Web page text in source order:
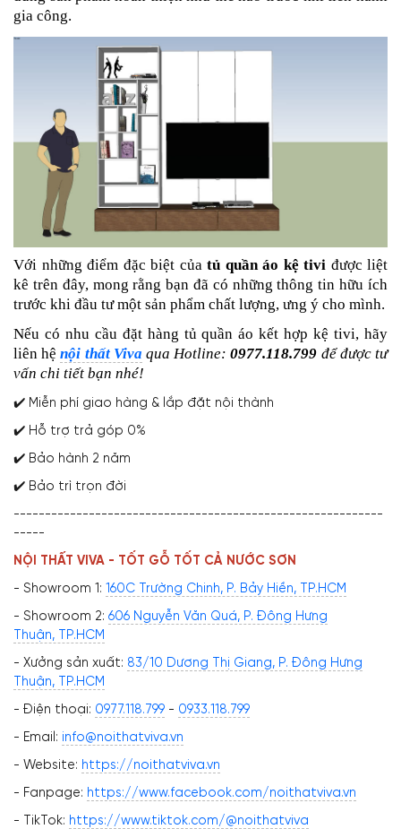
gia công.
Với những điểm đặc biệt của tủ quần áo kệ tivi được liệt
kê trên đây, mong rằng bạn đã có những thông tin hữu ích
trước khi đầu tư một sản phẩm chất lượng, ưng ý cho mình.
Nếu có nhu cầu đặt hàng tủ quần áo kết hợp kệ tivi, hãy
liên hệ nội thất Viva qua Hotline:0977.118.799 để được tư
vấn chi tiết bạn nhé!
✔️ Miễn phí giao hàng & lắp đặt nội thành
✔️ Hỗ trợ trả góp 0%
✔️ Bảo hành 2 năm
✔️ Bảo trì trọn đời
-----------------------------------------------------------
-----
NỘI THẤT VIVA - TỐT GỖ TỐT CẢ NƯỚC SƠN
- Showroom 1: 160C Trường Chinh, P. Bảy Hiền, TP.HCM
- Showroom 2: 606 Nguyễn Văn Quá, P. Đông Hưng
Thuận, TP.HCM
- Xưởng sản xuất: 83/10 Dương Thị Giang, P. Đông Hưng
Thuận, TP.HCM
- Điện thoại: 0977.118.799 - 0933.118.799
- Email: info@noithatviva.vn
- Website: https://noithatviva.vn
- Fanpage: https://www.facebook.com/noithatviva.vn
- TikTok: https://www.tiktok.com/@noithatviva